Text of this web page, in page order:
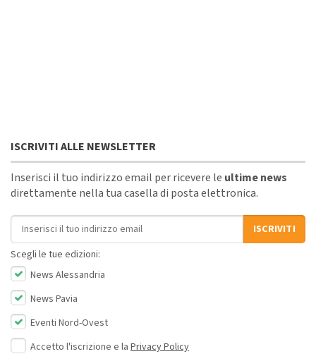
ISCRIVITI ALLE NEWSLETTER
Inserisci il tuo indirizzo email per ricevere le ultime news
direttamente nella tua casella di posta elettronica.
Indirizzo email
ISCRIVITI
Scegli le tue edizioni:
News Alessandria
News Pavia
Eventi Nord-Ovest
Accetto l'iscrizione e la Privacy Policy